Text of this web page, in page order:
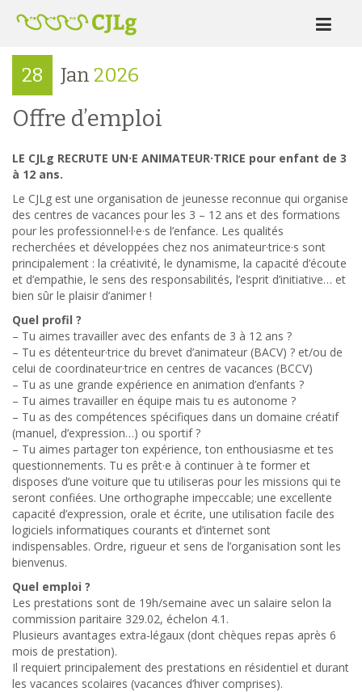
28 Jan 2026
Offre d’emploi
LE CJLg RECRUTE UN·E ANIMATEUR·TRICE pour enfant de 3
à 12 ans.
Le CJLg est une organisation de jeunesse reconnue qui organise
des centres de vacances pour les 3 – 12 ans et des formations
pour les professionnel·l·e·s de l’enfance. Les qualités
recherchées et développées chez nos animateur·trice·s sont
principalement : la créativité, le dynamisme, la capacité d’écoute
et d’empathie, le sens des responsabilités, l’esprit d’initiative… et
bien sûr le plaisir d’animer !
Quel profil ?
– Tu aimes travailler avec des enfants de 3 à 12 ans ?
– Tu es détenteur·trice du brevet d’animateur (BACV) ? et/ou de
celui de coordinateur·trice en centres de vacances (BCCV)
– Tu as une grande expérience en animation d’enfants ?
– Tu aimes travailler en équipe mais tu es autonome ?
– Tu as des compétences spécifiques dans un domaine créatif
(manuel, d’expression…) ou sportif ?
– Tu aimes partager ton expérience, ton enthousiasme et tes
questionnements. Tu es prêt·e à continuer à te former et
disposes d’une voiture que tu utiliseras pour les missions qui te
seront confiées. Une orthographe impeccable; une excellente
capacité d’expression, orale et écrite, une utilisation facile des
logiciels informatiques courants et d’internet sont
indispensables. Ordre, rigueur et sens de l’organisation sont les
bienvenus.
Quel emploi ?
Les prestations sont de 19h/semaine avec un salaire selon la
commission paritaire 329.02, échelon 4.1.
Plusieurs avantages extra-légaux (dont chèques repas après 6
mois de prestation).
Il requiert principalement des prestations en résidentiel et durant
les vacances scolaires (vacances d’hiver comprises).